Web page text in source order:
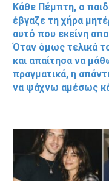
Κάθε Πέμπτη, ο
έβγαζε τη χήρα
αυτό που εκείνη
Όταν όμως τελικά
και απαίτησα να
πραγματικά, η
να ψάχνω αμέσως